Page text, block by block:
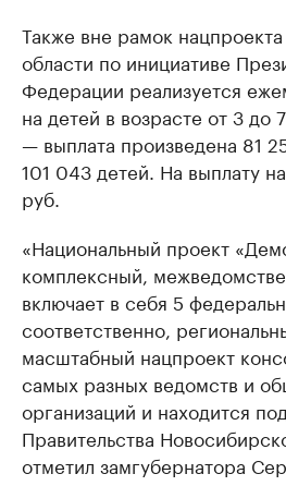
Также вне рамок
области по инициативе
Федерации реализуется
на детей в возрасте от 3 до
— выплата произведена 81
101 043 детей. На выплату
руб.
«Национальный проект
комплексный,
включает в себя 5
соответственно,
масштабный нацпроект
самых разных ведомств и
организаций и находится
Правительства
отметил замгубернатора